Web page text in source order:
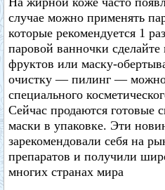
случае можно применять
которые рекомендуется 1
паровой ванночки
фруктов или маску-
очистку — пилинг —
специального
Сейчас продаются
маски в упаковке. Эти
зарекомендовали себя на
препаратов и получили
многих странах мира